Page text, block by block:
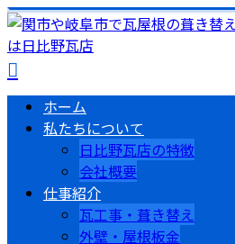
ホーム
私たちについて
日比野瓦店の特徴
会社概要
仕事紹介
瓦工事・葺き替え
外壁・屋根板金